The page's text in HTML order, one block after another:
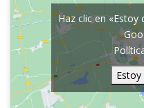
Haz clic en «Estoy